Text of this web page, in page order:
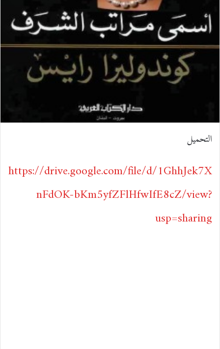
التحميل
https://drive.google.com/file/d/1GhhJek7X
nFdOK-bKm5yfZFlHfwIfE8cZ/view?
usp=sharing